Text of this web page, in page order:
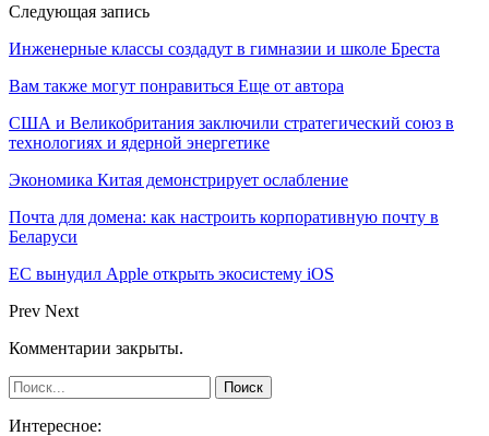
Следующая запись
Инженерные классы создадут в гимназии и школе Бреста
Вам также могут понравиться Еще от автора
США и Великобритания заключили стратегический союз в
технологиях и ядерной энергетике
Экономика Китая демонстрирует ослабление
Почта для домена: как настроить корпоративную почту в
Беларуси
ЕС вынудил Apple открыть экосистему iOS
Prev Next
Комментарии закрыты.
Интересное: